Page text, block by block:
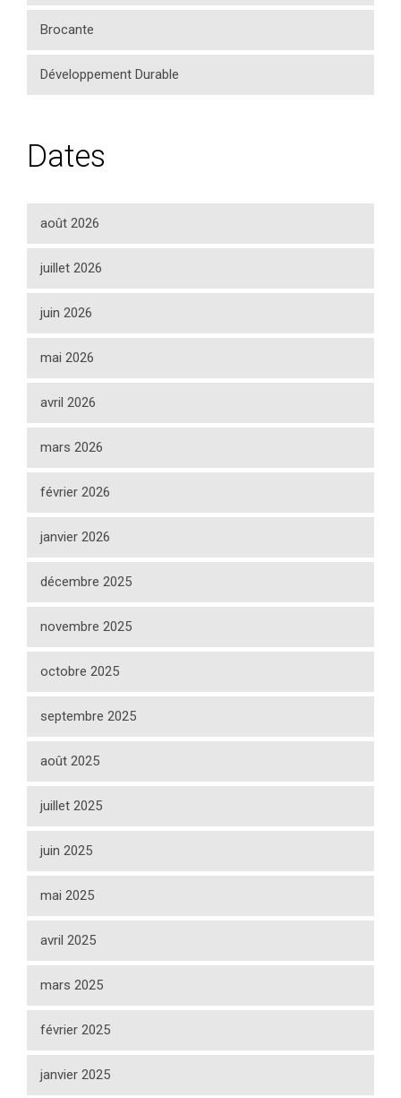
Brocante
Développement Durable
Dates
août 2026
juillet 2026
juin 2026
mai 2026
avril 2026
mars 2026
février 2026
janvier 2026
décembre 2025
novembre 2025
octobre 2025
septembre 2025
août 2025
juillet 2025
juin 2025
mai 2025
avril 2025
mars 2025
février 2025
janvier 2025